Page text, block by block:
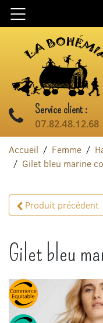
Aller au contenu
Service client :
07.82.48.12.68
Accueil Femme
Gilet bleu marine
Produit précédent
Gilet bleu